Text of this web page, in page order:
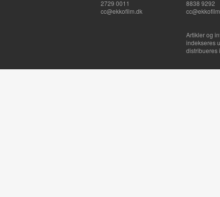
2729 0011
cc@ekkofilm.dk
8838 9292
Artikler og
indekseres
distribueres